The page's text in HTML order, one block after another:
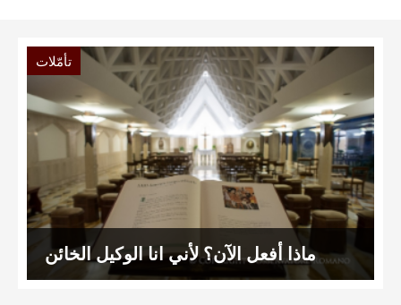
تأمّلات
ماذا أفعل الآن؟ لأني انا الوكيل الخائن